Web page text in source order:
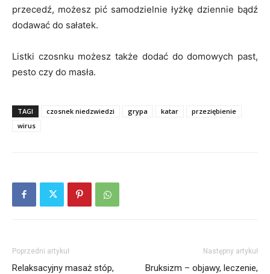
przecedź, możesz pić samodzielnie łyżkę dziennie bądź
dodawać do sałatek.
Listki czosnku możesz także dodać do domowych past,
pesto czy do masła.
TAGI czosnek niedzwiedzi grypa katar
przeziębienie
wirus
Poprzedni artykuł
Relaksacyjny masaż stóp,
Następny artykuł
Bruksizm – objawy, leczenie,